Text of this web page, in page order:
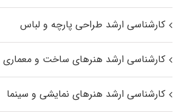
کارشناسی ارشد طراحی پارچه و لباس
کارشناسی ارشد هنرهای ساخت و معماری
کارشناسی ارشد هنرهای نمایشی و سینما